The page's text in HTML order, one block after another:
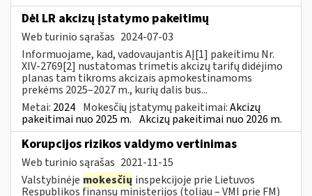
Dėl LR akcizų įstatymo pakeitimų
Web turinio sąrašas 2024-07-03
Informuojame, kad, vadovaujantis AĮ[1] pakeitimu Nr.
XIV-2769[2] nustatomas trimetis akcizų tarifų didėjimo
planas tam tikroms akcizais apmokestinamoms
prekėms 2025–2027 m., kurių dalis bus...
Metai: 2024 Mokesčių įstatymų pakeitimai:Akcizų
pakeitimai nuo 2025 m. Akcizų pakeitimai nuo 2026 m.
Korupcijos rizikos valdymo vertinimas
Web turinio sąrašas 2021-11-15
Valstybinėje mokesčių inspekcijoje prie Lietuvos
Respublikos finansų ministerijos (toliau – VMI prie FM)